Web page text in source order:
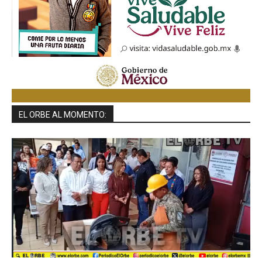
EL ORBE AL MOMENTO: